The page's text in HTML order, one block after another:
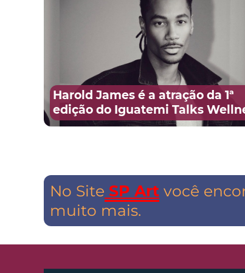
Harold James é a atração da 1ª
edição do Iguatemi Talks
No Site SP Art você
muito mais.